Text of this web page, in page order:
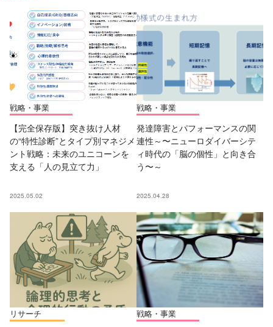
戦略・事業
【完全保存版】突き抜け人材
の“特性診断”とタイプ別マネジメ
ント戦略：未来のユニコーンを
支える「人の見立て力」
2025.05.02
戦略・事業
発達障害とパフォーマンスの関
連性～〜ニューロダイバーシテ
ィ時代の「脳の個性」と向き合
う〜～
2025.04.28
リサーチ 戦略・事業